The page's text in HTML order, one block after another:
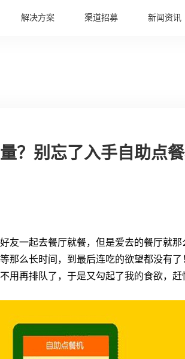
解决方案 渠道招募 新闻资讯
？别忘了入手自助点餐
友一起去餐厅就餐，但是爱去的餐厅就
那么长时间，到最后连吃的欲望都没有
用再排队了，于是又勾起了我的食欲，赶